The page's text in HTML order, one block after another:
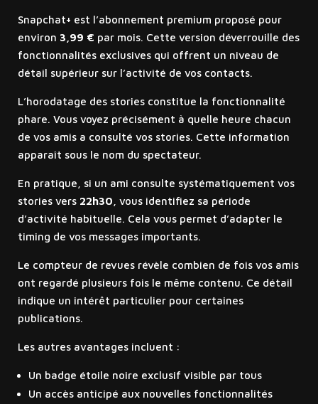
Snapchat+ est l’abonnement premium proposé pour
environ 3,99 € par mois. Cette version déverrouille des
fonctionnalités exclusives qui offrent un niveau de
détail supérieur sur l’activité de vos contacts.
L’horodatage des stories constitue la fonctionnalité
phare. Vous voyez précisément à quelle heure chacun
de vos amis a consulté vos stories. Cette information
apparaît sous le nom du spectateur.
En pratique, si un ami consulte systématiquement vos
stories vers 22h30 , vous identifiez sa période
d’activité habituelle. Cela vous permet d’adapter le
timing de vos messages importants.
Le compteur de revues révèle combien de fois vos amis
ont regardé plusieurs fois le même contenu. Ce détail
indique un intérêt particulier pour certaines
publications.
Les autres avantages incluent :
Un badge étoile noire exclusif visible par tous
Un accès anticipé aux nouvelles fonctionnalités